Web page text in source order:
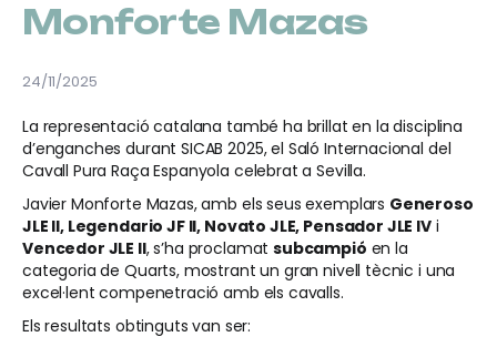
Monforte Mazas
24/11/2025
La representació catalana també ha brillat en la disciplina
d’enganches durant SICAB 2025, el Saló Internacional del
Cavall Pura Raça Espanyola celebrat a Sevilla.
Javier Monforte Mazas, amb els seus exemplars Generoso
JLE II, Legendario JF II, Novato JLE, Pensador JLE IVi
Vencedor JLE II, s’ha proclamatsubcampió en la
categoria de Quarts, mostrant un gran nivell tècnic i una
excel·lent compenetració amb els cavalls.
Els resultats obtinguts van ser: